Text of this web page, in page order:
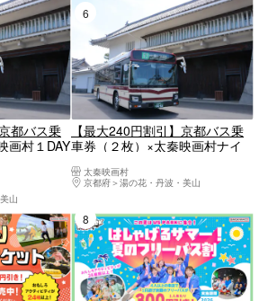
都バス乗
画村１DAY
山
【最大240円割引】京都バス乗
車券（２枚）×太秦映画村ナイ
太秦映画村
京都府
湯の花・丹波・美山
8位